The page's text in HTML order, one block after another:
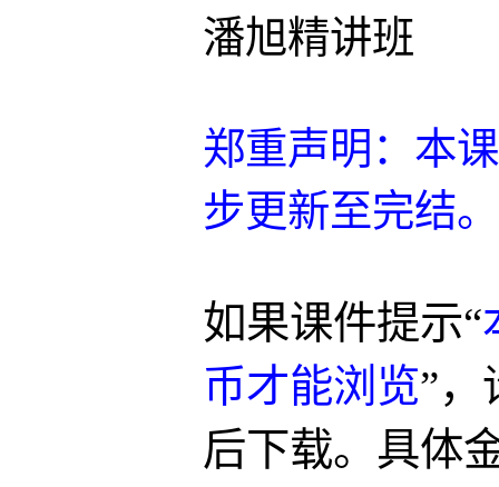
潘旭精讲班
郑重声明：本
步更新至完结。
如果课件提示“
币才能浏览”，
后下载。具体